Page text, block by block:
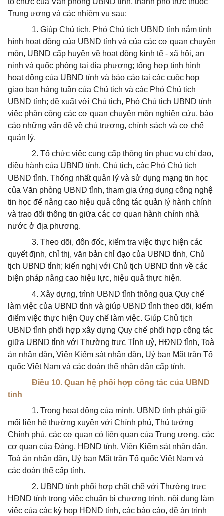
Trung ương và các nhiệm vụ sau:
1. Giúp Chủ tịch, Phó Chủ tịch UBND tỉnh nắm tình
hình hoạt động của UBND tỉnh và của các cơ quan chuyên
môn, UBND cấp huyện về hoạt động kinh tế - xã hội, an
ninh và quốc phòng tại địa phương; tổng hợp tình hình
hoạt động của UBND tỉnh và báo cáo tại các cuộc họp
giao ban hàng tuần của Chủ tịch và các Phó Chủ tịch
UBND tỉnh; đề xuất với Chủ tịch, Phó Chủ tịch UBND tỉnh
việc phân công các cơ quan chuyên môn nghiên cứu, báo
cáo những vấn đề về chủ trương, chính sách và cơ chế
quản lý.
2. Tổ chức việc cung cấp thông tin phục vụ chỉ đạo,
điều hành của UBND tỉnh, Chủ tịch, các Phó Chủ tịch
UBND tỉnh. Thống nhất quản lý và sử dụng mạng tin học
của Văn phòng UBND tỉnh, tham gia ứng dụng công nghệ
tin học để nâng cao hiệu quả công tác quản lý hành chính
và trao đổi thông tin giữa các cơ quan hành chính nhà
nước ở địa phương.
3. Theo dõi, đôn đốc, kiểm tra việc thực hiện các
quyết định, chỉ thị, văn bản chỉ đạo của UBND tỉnh, Chủ
tịch UBND tỉnh; kiến nghị với Chủ tịch UBND tỉnh về các
biện pháp nâng cao hiệu lực, hiệu quả thực hiện.
4. Xây dựng, trình UBND tỉnh thông qua Quy chế
làm việc của UBND tỉnh và giúp UBND tỉnh theo dõi, kiểm
điểm việc thực hiện Quy chế làm việc. Giúp Chủ tịch
UBND tỉnh phối hợp xây dựng Quy chế phối hợp công tác
giữa UBND tỉnh với Thường trực Tỉnh uỷ, HĐND tỉnh, Toà
án nhân dân, Viện Kiểm sát nhân dân, Uỷ ban Mặt trận Tổ
quốc Việt Nam và các đoàn thể nhân dân cấp tỉnh.
Điều 10. Quan hệ phối hợp công tác của UBND
tỉnh
1. Trong hoạt động của mình, UBND tỉnh phải giữ
mối liên hệ thường xuyên với Chính phủ, Thủ tướng
Chính phủ, các cơ quan có liên quan của Trung ương, các
cơ quan của Đảng, HĐND tỉnh, Viện Kiểm sát nhân dân,
Toà án nhân dân, Uỷ ban Mặt trận Tổ quốc Việt Nam và
các đoàn thể cấp tỉnh.
2. UBND tỉnh phối hợp chặt chẽ với Thường trực
HĐND tỉnh trong việc chuẩn bị chương trình, nội dung làm
việc của các kỳ họp HĐND tỉnh, các báo cáo, đề án trình